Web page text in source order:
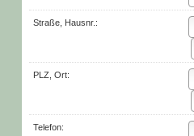
Straße, Hausnr.:
PLZ, Ort:
Telefon: